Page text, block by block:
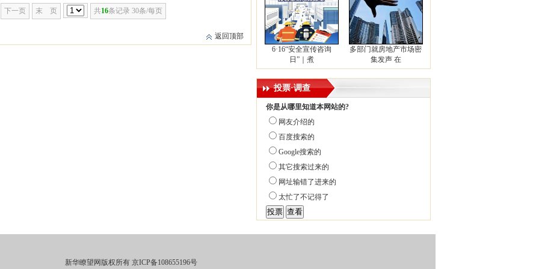
下一页 末 页 共16条记录 30条/每页
返回顶部
6·16“安全宣传咨询
日”｜煮
多部门就房地产市场密
集发声 在
投票·调查
你是从哪里知道本网站的?
网友介绍的
百度搜索的
Google搜索的
其它搜索过来的
网址输错了进来的
太忙了不记得了
新华瞭望网版权所有 京ICP备108655196号